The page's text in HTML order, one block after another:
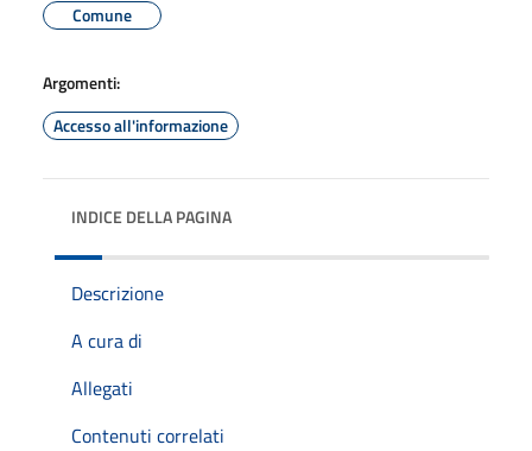
Comune
Argomenti:
Accesso all'informazione
INDICE DELLA PAGINA
Descrizione
A cura di
Allegati
Contenuti correlati